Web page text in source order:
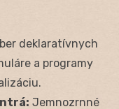
deklaratívnych
a programy
Jemnozrnné